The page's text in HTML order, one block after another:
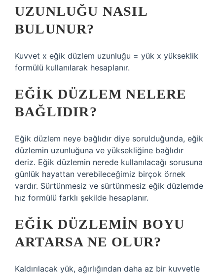
UZUNLUĞU NASIL
BULUNUR?
Kuvvet x eğik düzlem uzunluğu = yük x yükseklik
formülü kullanılarak hesaplanır.
EĞIK DÜZLEM NELERE
BAĞLIDIR?
Eğik düzlem neye bağlıdır diye sorulduğunda, eğik
düzlemin uzunluğuna ve yüksekliğine bağlıdır
deriz. Eğik düzlemin nerede kullanılacağı sorusuna
günlük hayattan verebileceğimiz birçok örnek
vardır. Sürtünmesiz ve sürtünmesiz eğik düzlemde
hız formülü farklı şekilde hesaplanır.
EĞIK DÜZLEMIN BOYU
ARTARSA NE OLUR?
Kaldırılacak yük, ağırlığından daha az bir kuvvetle